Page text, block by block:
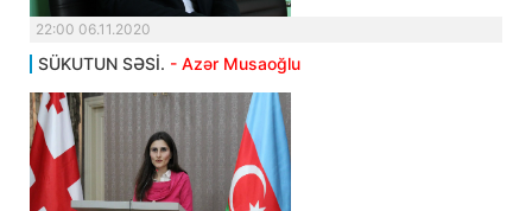
22:00 06.11.2020
SÜKUTUN SƏSİ. - Azər Musaoğlu